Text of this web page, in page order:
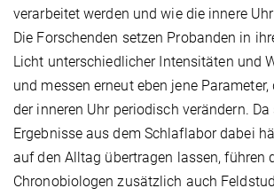
verarbeitet werden und wie die innere
Die Forschenden setzen Probanden in
Licht unterschiedlicher Intensitäten und
und messen erneut eben jene
der inneren Uhr periodisch verändern.
Ergebnisse aus dem Schlaflabor dabei
auf den Alltag übertragen lassen, führen
Chronobiologen zusätzlich auch